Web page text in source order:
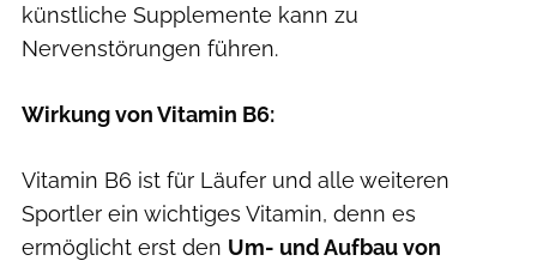
künstliche Supplemente kann zu
Nervenstörungen führen.
Wirkung von Vitamin B6:
Vitamin B6 ist für Läufer und alle weiteren
Sportler ein wichtiges Vitamin, denn es
ermöglicht erst den Um- und Aufbau von